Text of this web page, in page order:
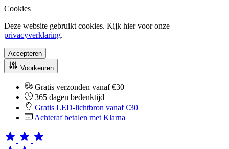
Cookies
Deze website gebruikt cookies. Kijk hier voor onze
privacyverklaring.
Accepteren
Voorkeuren
Gratis verzonden vanaf €30
365 dagen bedenktijd
Gratis LED-lichtbron vanaf €30
Achteraf betalen met Klarna